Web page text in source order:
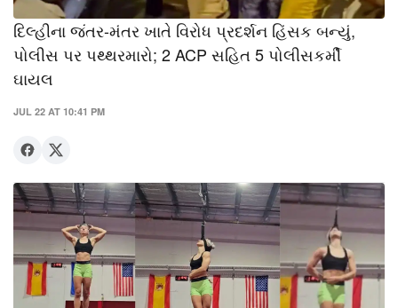
દિલ્હીના જંતર-મંતર ખાતે વિરોધ પ્રદર્શન હિંસક બન્યું,
પોલીસ પર પથ્થરમારો; 2 ACP સહિત 5 પોલીસકર્મી
ઘાયલ
JUL 22 AT 10:41 PM